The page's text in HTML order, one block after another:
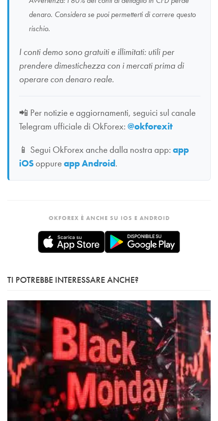
denaro. Considera se puoi permetterti di correre questo
rischio.
I conti demo sono gratuiti e illimitati: utili per
prendere dimestichezza con i mercati prima di
operare con denaro reale.
📲 Per notizie e aggiornamenti, seguici sul canale
Telegram ufficiale di OkForex: @okforexit
📱 Segui OkForex anche dalla nostra app: app
iOSoppureapp Android.
OKFOREX È ANCHE SU IOS E ANDROID
TI POTREBBE INTERESSARE ANCHE?